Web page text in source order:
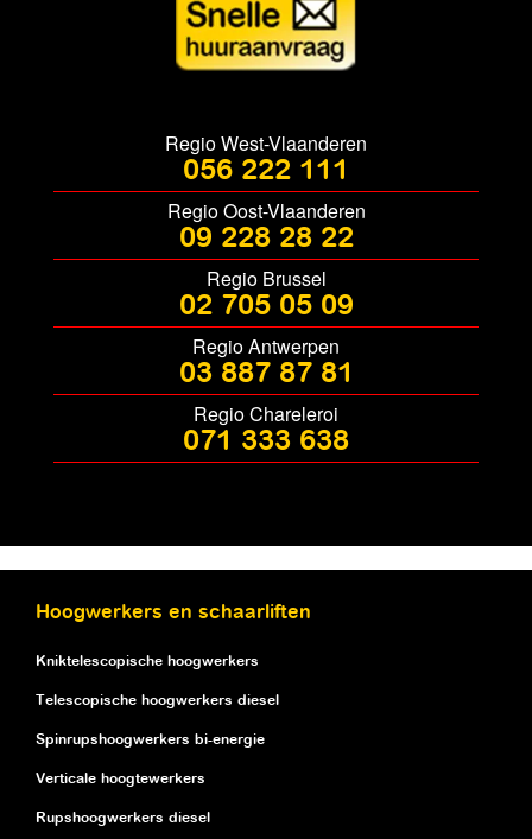
Regio West-Vlaanderen
056 222 111
Regio Oost-Vlaanderen
09 228 28 22
Regio Brussel
02 705 05 09
Regio Antwerpen
03 887 87 81
Regio Chareleroi
071 333 638
Hoogwerkers en schaarliften
Kniktelescopische hoogwerkers
Telescopische hoogwerkers diesel
Spinrupshoogwerkers bi-energie
Verticale hoogtewerkers
Rupshoogwerkers diesel